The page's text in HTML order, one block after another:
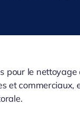
pour le
et